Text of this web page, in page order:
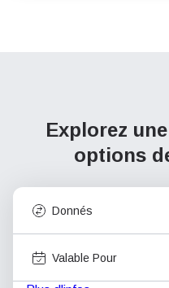
Explorez
options
Donnés
Valable Pour